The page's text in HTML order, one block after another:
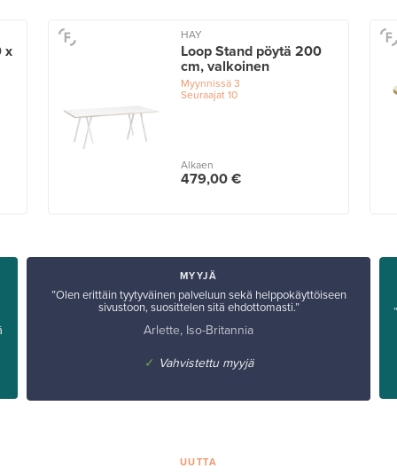
x
HAY
Loop Stand pöytä 200
cm, valkoinen
Myynnissä3
Seuraajat10
Alkaen
479,00 €
MYYJÄ
”Olen erittäin tyytyväinen palveluun sekä helppokäyttöiseen
sivustoon, suosittelen sitä ehdottomasti.”
Arlette, Iso-Britannia
✓ Vahvistettu myyjä
UUTTA